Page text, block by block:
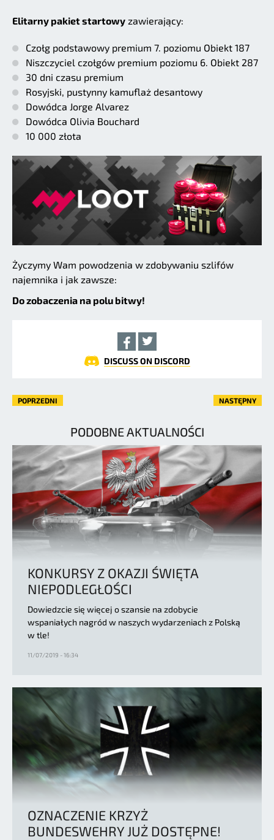
Elitarny pakiet startowy zawierający:
Czołg podstawowy premium 7. poziomu Obiekt 187
Niszczyciel czołgów premium poziomu 6. Obiekt 287
30 dni czasu premium
Rosyjski, pustynny kamuflaż desantowy
Dowódca Jorge Alvarez
Dowódca Olivia Bouchard
10 000 złota
Życzymy Wam powodzenia w zdobywaniu szlifów
najemnika i jak zawsze:
Do zobaczenia na polu bitwy!
DISCUSS ON DISCORD
POPRZEDNI NASTĘPNY
PODOBNE AKTUALNOŚCI
KONKURSY Z OKAZJI ŚWIĘTA
NIEPODLEGŁOŚCI
Dowiedzcie się więcej o szansie na zdobycie
wspaniałych nagród w naszych wydarzeniach z Polską
w tle!
11/07/2019 - 16:34
OZNACZENIE KRZYŻ
BUNDESWEHRY JUŻ DOSTĘPNE!